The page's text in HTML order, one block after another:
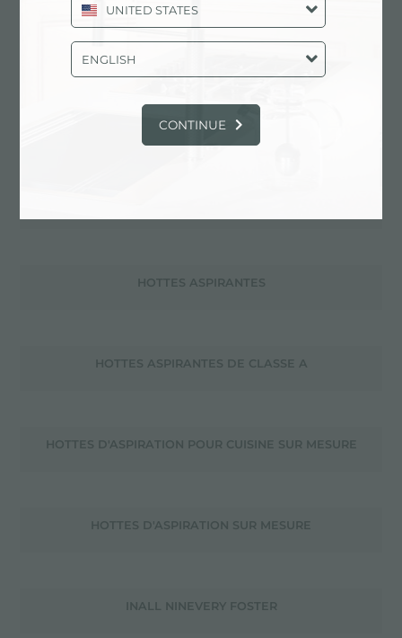
HOTTE DE TABLE À VENTOUSE
HOTTE VENTOUSE FL SLIM BLANC 2450 190
HOTTES ASPIRANTES
HOTTES ASPIRANTES DE CLASSE A
HOTTES D'ASPIRATION POUR CUISINE SUR MESURE
HOTTES D'ASPIRATION SUR MESURE
INALL NINEVERY FOSTER
UNITED STATES
ENGLISH
CONTINUE